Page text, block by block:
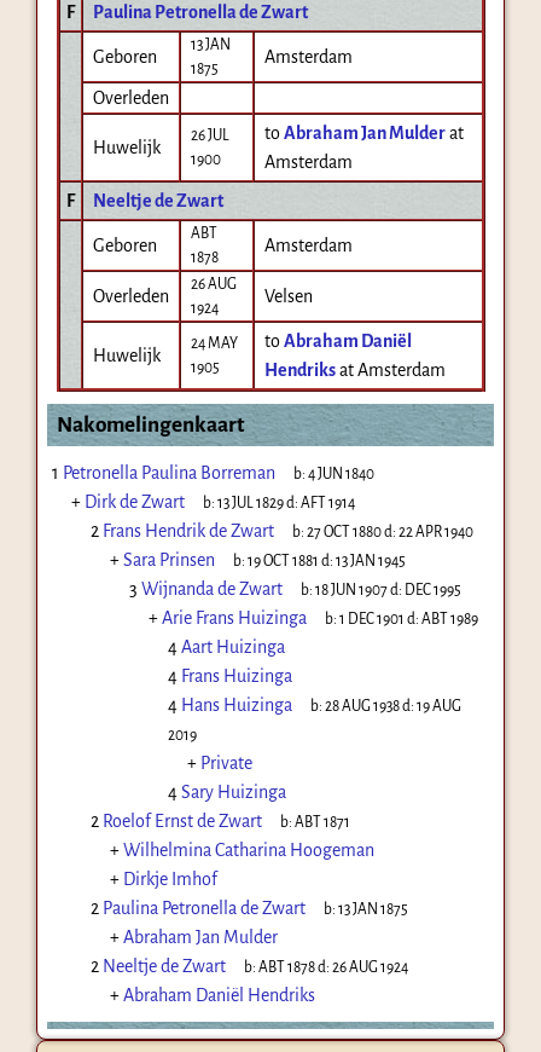
F
Paulina Petronella de Zwart
Geboren
13 JAN
1875
Amsterdam
Overleden
Huwelijk
26 JUL
1900
toAbraham Jan Mulder at
Amsterdam
F
Neeltje de Zwart
Geboren
ABT
1878
Amsterdam
Overleden
26 AUG
1924
Velsen
Huwelijk
24 MAY
1905
toAbraham Daniël
Hendriks at Amsterdam
Nakomelingenkaart
1 Petronella Paulina Borreman b:4 JUN 1840
+ Dirk de Zwart b:13 JUL 1829d:AFT 1914
2 Frans Hendrik de Zwart b:27 OCT 1880d:22 APR 1940
+Sara Prinsen b:19 OCT 1881 d:13 JAN 1945
3 Wijnanda de Zwart b:18 JUN 1907d: DEC 1995
+Arie Frans Huizinga b:1 DEC 1901 d:ABT 1989
4Aart Huizinga
4 Frans Huizinga
4 Hans Huizinga b:28 AUG 1938d:19 AUG
2019
+ Private
4Sary Huizinga
2 Roelof Ernst de Zwart b:ABT 1871
+Wilhelmina Catharina Hoogeman
+ Dirkje Imhof
2 Paulina Petronella de Zwart b:13 JAN 1875
+Abraham Jan Mulder
2 Neeltje de Zwart b:ABT 1878d:26 AUG 1924
+Abraham Daniël Hendriks